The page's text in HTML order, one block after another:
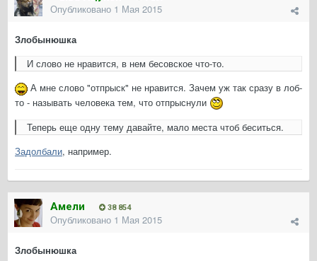
Опубликовано 1 Мая 2015
Злобынюшка
И слово не нравится, в нем бесовское что-то.
А мне слово "отпрыск" не нравится. Зачем уж так сразу в лоб-
то - называть человека тем, что отпрыснули
Теперь еще одну тему давайте, мало места чтоб беситься.
Задолбали, например.
Амели 38 854
Опубликовано 1 Мая 2015
Злобынюшка